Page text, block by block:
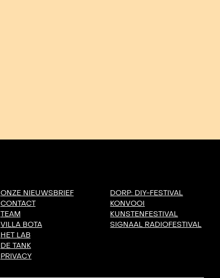
ONZE NIEUWSBRIEF
CONTACT
TEAM
VILLA BOTA
HET LAB
DE TANK
PRIVACY
DORP: DIY-FESTIVAL
KONVOOI
KUNSTENFESTIVAL
SIGNAAL RADIOFESTIVAL